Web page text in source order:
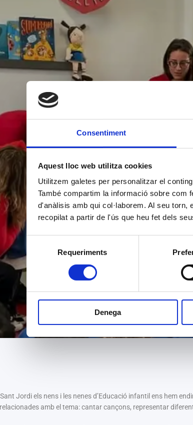
Consentiment
Aquest lloc web utilitza cookies
Utilitzem galetes per personalitzar el
També compartim la informació sobre com
d'anàlisis amb qui col·laborem. Al seu
recopilat a partir de l'ús que heu fet dels
de
consentiment
Requeriments
Denega
Jordi els nens i les nenes d’Educació infantil ens hem
amb el tema: cantar cançons, representar